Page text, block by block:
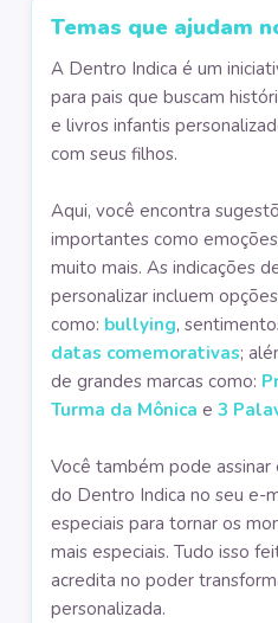
Temas que ajudam
A Dentro Indica é um
para pais que buscam
e livros infantis
com seus filhos.
Aqui, você encontra
importantes como emoções
muito mais. As indicações
personalizar incluem opções
como: bullying,
datas comemorativas;
de grandes marcas como:
Turma da Mônica e 3
Você também pode
do Dentro Indica no seu e-
especiais para tornar os
mais especiais. Tudo isso
acredita no poder
personalizada.